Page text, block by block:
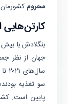
محروم کشورمان
جهان از نظر
سو تغذیه
پایین است.